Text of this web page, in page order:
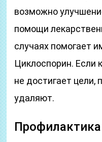
возможно
помощи
случаях помогает
Циклоспорин. Если
не достигает цели,
удаляют.
Профилактика